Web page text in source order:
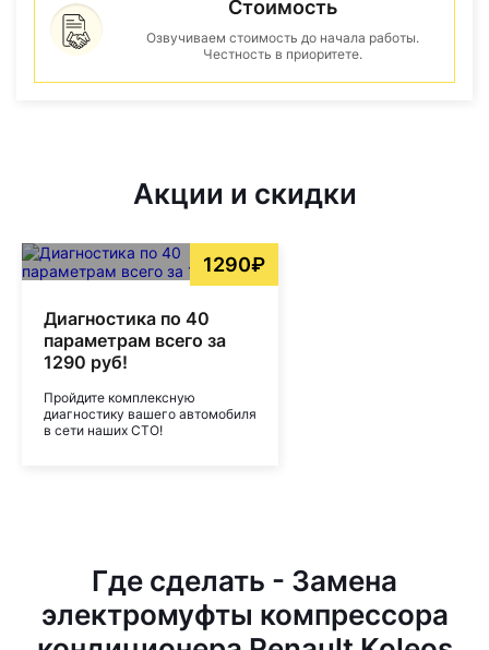
Стоимость
Озвучиваем стоимость до начала работы.
Честность в приоритете.
Акции и скидки
1290₽
Диагностика по 40
параметрам всего за
1290 руб!
Пройдите комплексную
диагностику вашего автомобиля
в сети наших СТО!
Где сделать - Замена
электромуфты компрессора